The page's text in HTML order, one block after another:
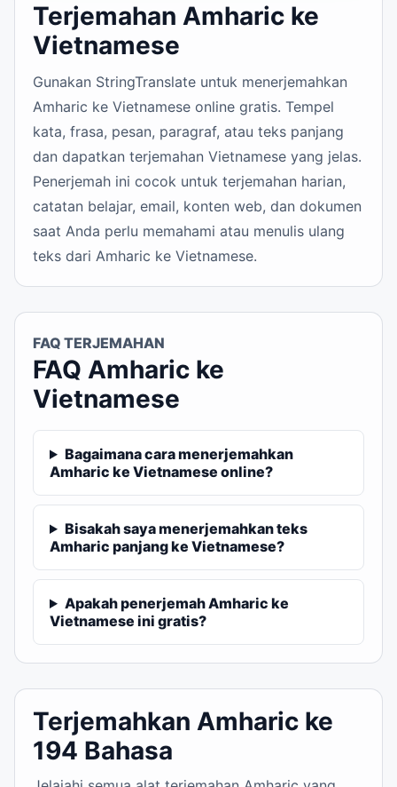
Terjemahan Amharic ke
Vietnamese
Gunakan StringTranslate untuk menerjemahkan
Amharic ke Vietnamese online gratis. Tempel
kata, frasa, pesan, paragraf, atau teks panjang
dan dapatkan terjemahan Vietnamese yang jelas.
Penerjemah ini cocok untuk terjemahan harian,
catatan belajar, email, konten web, dan dokumen
saat Anda perlu memahami atau menulis ulang
teks dari Amharic ke Vietnamese.
FAQ TERJEMAHAN
FAQ Amharic ke
Vietnamese
Bagaimana cara menerjemahkan
Amharic ke Vietnamese online?
Bisakah saya menerjemahkan teks
Amharic panjang ke Vietnamese?
Apakah penerjemah Amharic ke
Vietnamese ini gratis?
Terjemahkan Amharic ke
194 Bahasa